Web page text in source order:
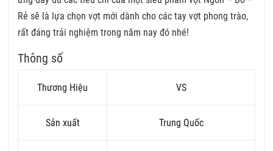
Rẻ sẽ là lựa chọn vợt mới dành cho các tay vợt phong trào,
rất đáng trải nghiệm trong năm nay đó nhé!
Thông số
Thương Hiệu VS
Sản xuất Trung Quốc